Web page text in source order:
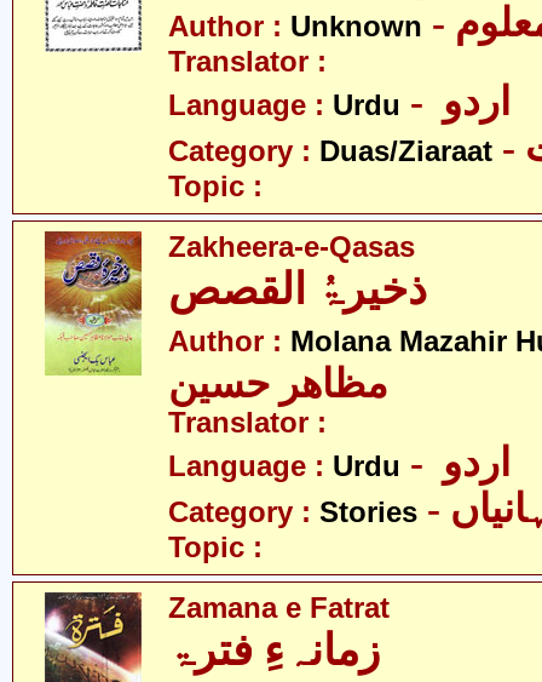
Author : Unknown
Translator :
Language : Urdu
Category : Duas/Ziaraat
Topic :
Zakheera-e-Qasas
Author : Molana Mazahir
مظاھر حسین
Translator :
Language : Urdu
Category : Stories
Topic :
Zamana e Fatrat
زمانہءِ فترۃ